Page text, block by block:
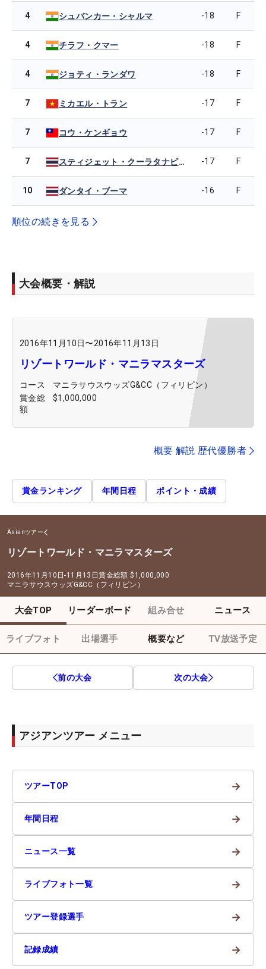
4 シュバンカー・シャルマ -18 F
4 チラフ・クマー -18 F
4 ジョティ・ランダワ -18 F
7 ミカエル・トラン -17 F
7 コウ・ケンギョウ -17 F
7 スティジェット・クーラタナピサン -17 F
10 ダンタイ・ブーマ -16 F
順位の続きを見る
大会概要・解説
2016年11月10日〜2016年11月13日
リゾートワールド・マニラマスターズ
コース
マニラサウスウッズG&CC（フィリピン）
賞金総
額
$1,000,000
概要 解説 歴代優勝者
賞金ランキング 年間日程 ポイント・成績
Asianツアー
リゾートワールド・マニラマスターズ
2016年11月10日-11月13日賞金総額 $1,000,000
マニラサウスウッズG&CC（フィリピン）
大会TOP リーダーボード 組み合せ ニュース
ライブフォト 出場選手 概要など TV放送予定
前の大会 次の大会
アジアンツアー メニュー
ツアーTOP →
年間日程 →
ニュース一覧 →
ライブフォト一覧 →
ツアー登録選手 →
記録成績 →